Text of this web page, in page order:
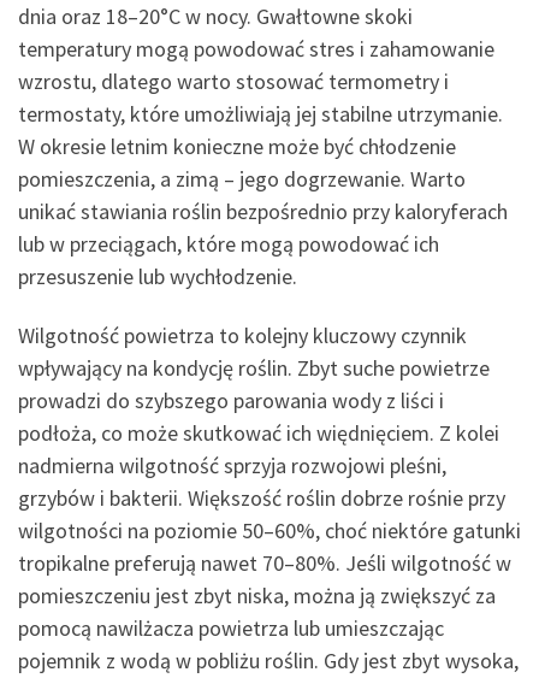
dnia oraz 18–20°C w nocy. Gwałtowne skoki
temperatury mogą powodować stres i zahamowanie
wzrostu, dlatego warto stosować termometry i
termostaty, które umożliwiają jej stabilne utrzymanie.
W okresie letnim konieczne może być chłodzenie
pomieszczenia, a zimą – jego dogrzewanie. Warto
unikać stawiania roślin bezpośrednio przy kaloryferach
lub w przeciągach, które mogą powodować ich
przesuszenie lub wychłodzenie.
Wilgotność powietrza to kolejny kluczowy czynnik
wpływający na kondycję roślin. Zbyt suche powietrze
prowadzi do szybszego parowania wody z liści i
podłoża, co może skutkować ich więdnięciem. Z kolei
nadmierna wilgotność sprzyja rozwojowi pleśni,
grzybów i bakterii. Większość roślin dobrze rośnie przy
wilgotności na poziomie 50–60%, choć niektóre gatunki
tropikalne preferują nawet 70–80%. Jeśli wilgotność w
pomieszczeniu jest zbyt niska, można ją zwiększyć za
pomocą nawilżacza powietrza lub umieszczając
pojemnik z wodą w pobliżu roślin. Gdy jest zbyt wysoka,